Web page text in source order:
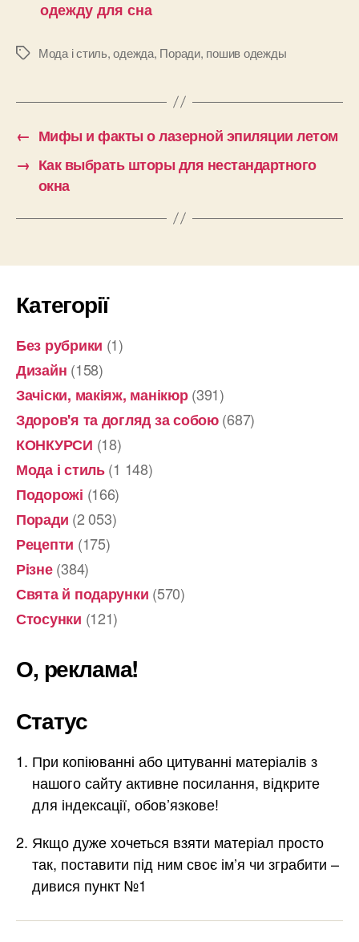
одежду для сна
ПозначкиМода і стиль,одежда, Поради, пошив одежды
← Мифы и факты о лазерной эпиляции летом
→ Как выбрать шторы для нестандартного
окна
Категорії
Без рубрики (1)
Дизайн (158)
Зачіски, макіяж, манікюр(391)
Здоров'я та догляд за собою(687)
КОНКУРСИ (18)
Мода і стиль(1 148)
Подорожі (166)
Поради (2 053)
Рецепти (175)
Різне(384)
Свята й подарунки (570)
Стосунки (121)
О, реклама!
Статус
При копіюванні або цитуванні матеріалів з
нашого сайту активне посилання, відкрите
для індексації, обов’язкове!
Якщо дуже хочеться взяти матеріал просто
так, поставити під ним своє ім’я чи зграбити –
дивися пункт №1